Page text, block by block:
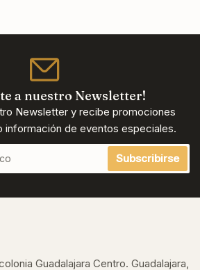
a nuestro Newsletter!
Newsletter y recibe promociones
información de eventos especiales.
Subscribirse
Guadalajara Centro. Guadalajara,